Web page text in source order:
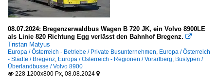
08.07.2024: Bregenzerwaldbus Wagen B 720 JK, ein Volvo 8900LE
als Linie 820 Richtung Egg verlässt den Bahnhof Bregenz. 
Tristan Matyus
Europa / Österreich - Betriebe / Private Busunternehmen, Europa / Österreich
- Städte / Bregenz, Europa / Österreich - Regionen / Vorarlberg, Bustypen /
Überlandbusse / Volvo 8900
 228 1200x800 Px, 08.08.2024 